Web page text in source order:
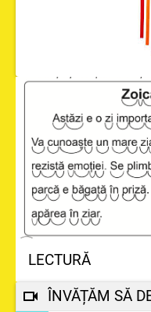
LECTURĂ
ÎNVĂȚĂM SĂ